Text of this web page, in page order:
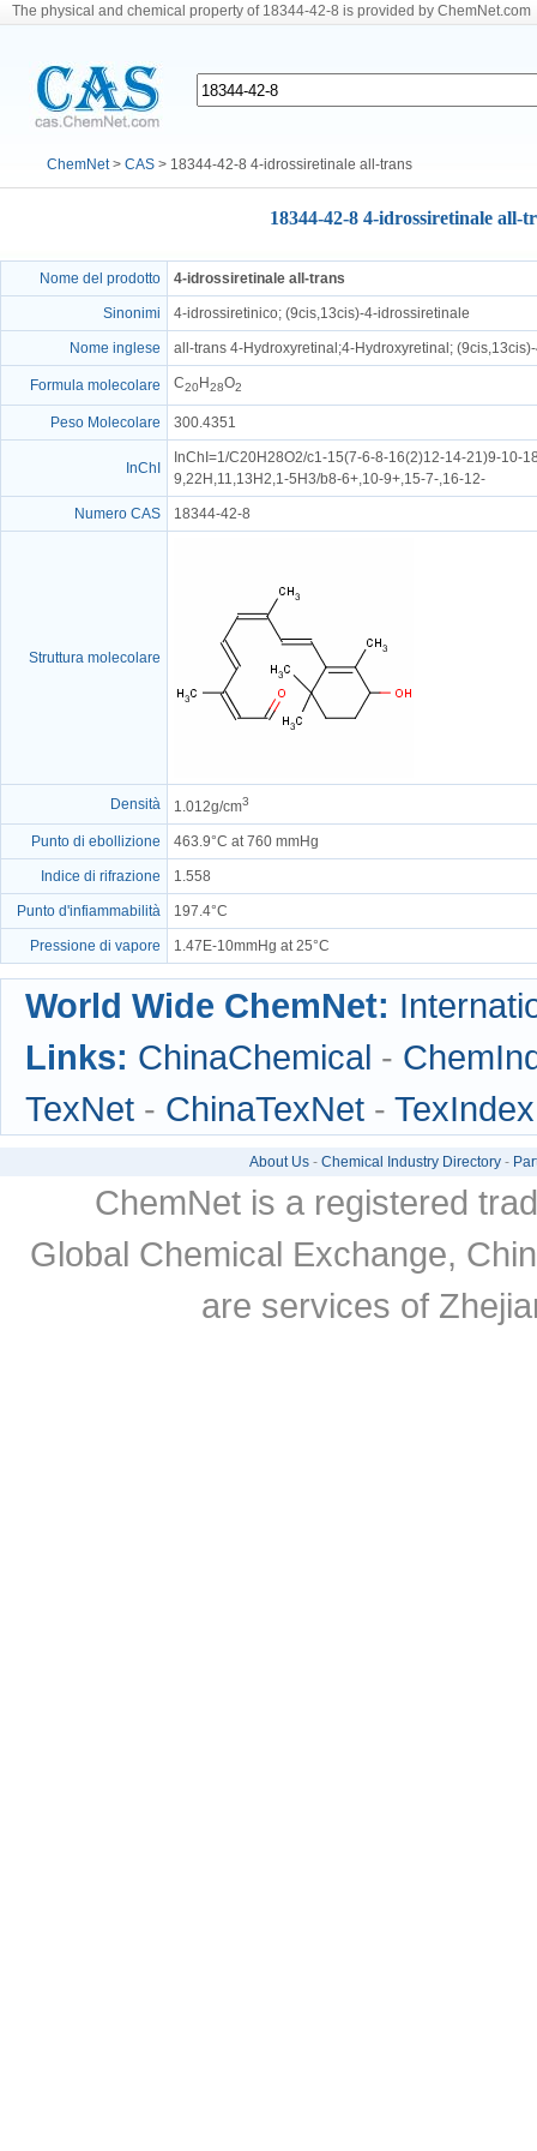
The physical and chemical property of 18344-42-8 is provided by ChemNet.com
ChemNet> CAS > 18344-42-8 4-idrossiretinale all-trans
18344-42-8 4-idrossiretinale all-
Nome del prodotto 4-idrossiretinale all-trans
Sinonimi 4-idrossiretinico; (9cis,13cis)-4-idrossiretinale
Nome inglese all-trans 4-Hydroxyretinal;4-Hydroxyretinal;
Formula molecolare C20H28O2
Peso Molecolare 300.4351
InChI
InChI=1/C20H28O2/c1-15(7-6-8-16(2)12-14-21)9-10-
9,22H,11,13H2,1-5H3/b8-6+,10-9+,15-7-,16-12-
Numero CAS 18344-42-8
Struttura molecolare
Densità 1.012g/cm3
Punto di ebollizione 463.9°C at 760 mmHg
Indice di rifrazione 1.558
Punto d'infiammabilità 197.4°C
Pressione di vapore 1.47E-10mmHg at 25°C
World Wide ChemNet:
Links: ChinaChemical -
TexNet - ChinaTexNet - TexIndex
About Us- Chemical Industry Directory-
ChemNet is a registered
Global Chemical Exchange,
are services of